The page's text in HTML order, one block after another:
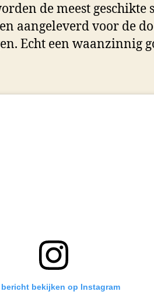
de meest geschikte
aangeleverd voor de
Echt een waanzinnig
bericht bekijken op Instagram